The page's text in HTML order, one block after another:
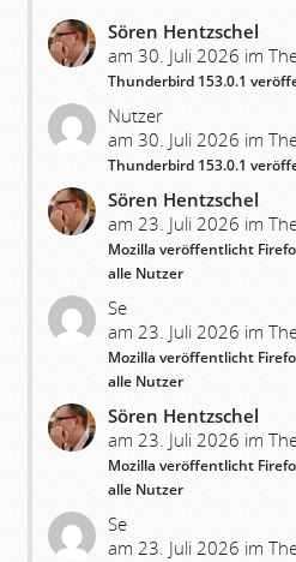
Sören Hentzschel
am 30. Juli 2026 im
Thunderbird 153.0.1
Nutzer
am 30. Juli 2026 im
Thunderbird 153.0.1
Sören Hentzschel
am 23. Juli 2026 im
Mozilla veröffentlicht
alle Nutzer
Se
am 23. Juli 2026 im
Mozilla veröffentlicht
alle Nutzer
Sören Hentzschel
am 23. Juli 2026 im
Mozilla veröffentlicht
alle Nutzer
Se
am 23. Juli 2026 im